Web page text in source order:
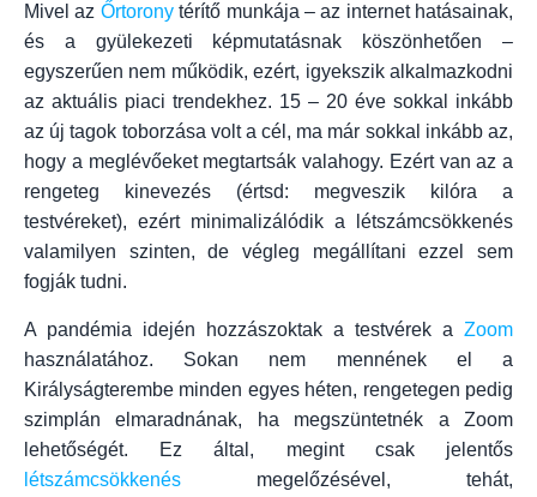
Mivel az Őrtoronytérítő munkája – az internet hatásainak,
és a gyülekezeti képmutatásnak köszönhetően –
egyszerűen nem működik, ezért, igyekszik alkalmazkodni
az aktuális piaci trendekhez. 15 – 20 éve sokkal inkább
az új tagok toborzása volt a cél, ma már sokkal inkább az,
hogy a meglévőeket megtartsák valahogy. Ezért van az a
rengeteg kinevezés (értsd: megveszik kilóra a
testvéreket), ezért minimalizálódik a létszámcsökkenés
valamilyen szinten, de végleg megállítani ezzel sem
fogják tudni.
A pandémia idején hozzászoktak a testvérek a Zoom
használatához. Sokan nem mennének el a
Királyságterembe minden egyes héten, rengetegen pedig
szimplán elmaradnának, ha megszüntetnék a Zoom
lehetőségét. Ez által, megint csak jelentős
létszámcsökkenés megelőzésével, tehát,